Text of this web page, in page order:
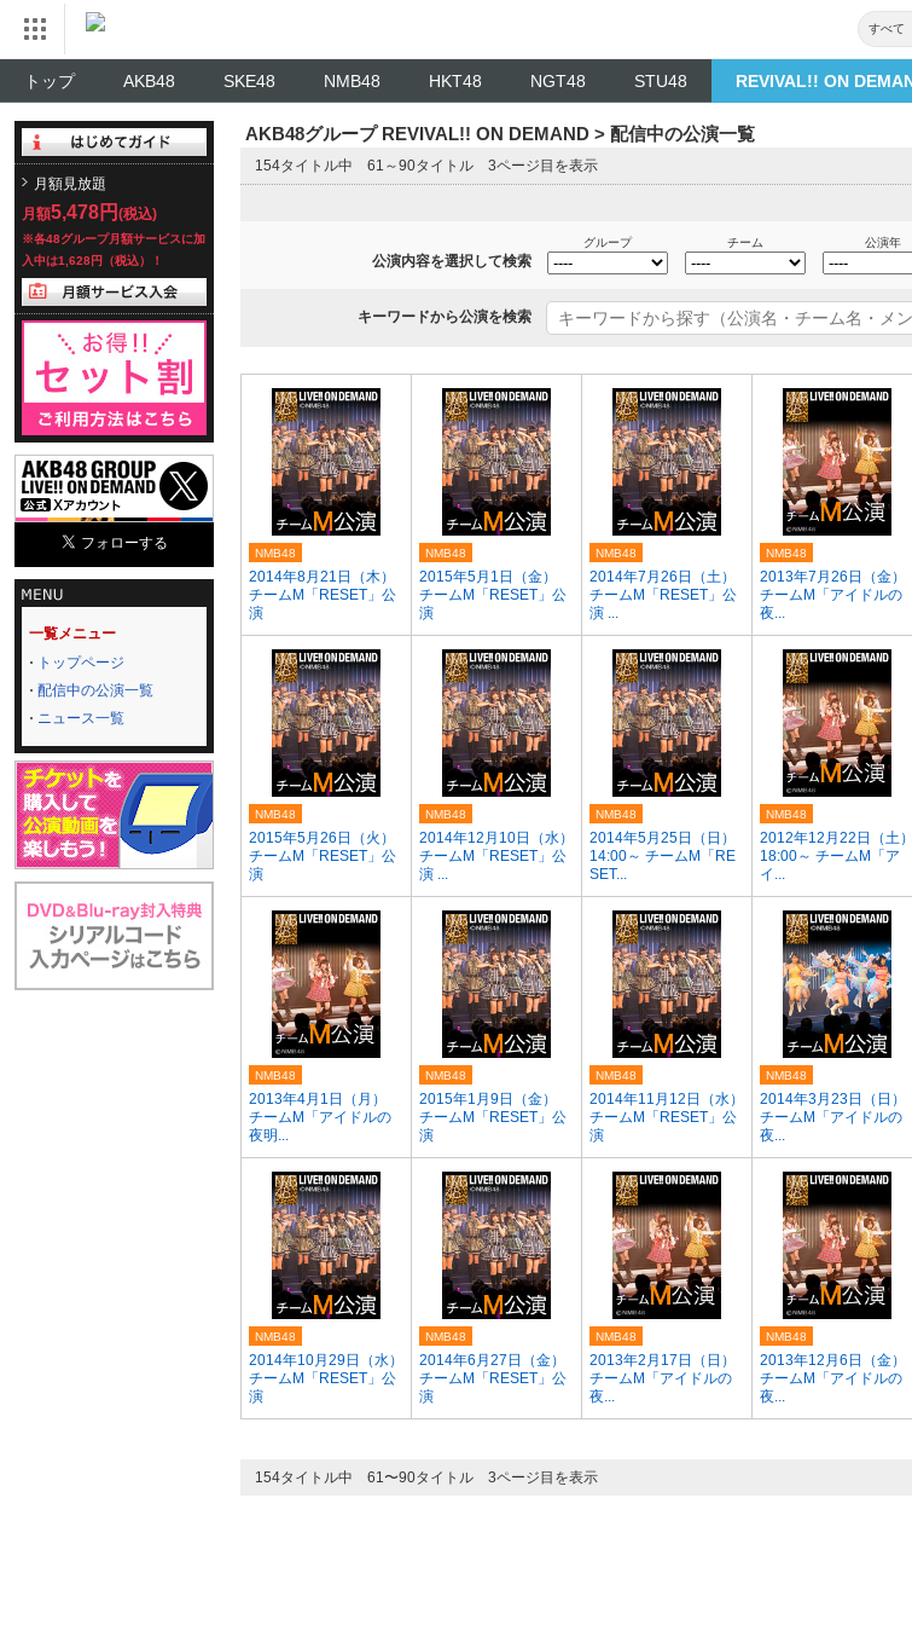
すべて
トップ AKB48 SKE48 NMB48 HKT48 NGT48 STU48 REVIVAL!! ON
月額見放題
月額5,478円 (税込)
※各48グループ月額サービスに加
入中は1,628円（税込）！
一覧メニュー
トップページ
配信中の公演一覧
ニュース一覧
AKB48グループ REVIVAL!! ON DEMAND > 配信中の公演一覧
154タイトル中 61～90タイトル 3ページ目を表示
公演内容を選択して検索
グループ チーム 公演年
キーワードから公演を検索
2014年8月21日（木）
チームM「RESET」公
演
NMB48
2015年5月1日（金）
チームM「RESET」公
演
NMB48
2014年7月26日（土）
チームM「RESET」公
演 ...
NMB48
2013年7月26日（金）
チームM「アイドルの
夜...
NMB48
2015年5月26日（火）
チームM「RESET」公
演
NMB48
2014年12月10日（水）
チームM「RESET」公
演 ...
NMB48
2014年5月25日（日）
14:00～ チームM「RE
SET...
NMB48
2012年12月22日（土）
18:00～ チームM「ア
イ...
NMB48
2013年4月1日（月）
チームM「アイドルの
夜明...
NMB48
2015年1月9日（金）
チームM「RESET」公
演
NMB48
2014年11月12日（水）
チームM「RESET」公
演
NMB48
2014年3月23日（日）
チームM「アイドルの
夜...
NMB48
2014年10月29日（水）
チームM「RESET」公
演
NMB48
2014年6月27日（金）
チームM「RESET」公
演
NMB48
2013年2月17日（日）
チームM「アイドルの
夜...
NMB48
2013年12月6日（金）
チームM「アイドルの
夜...
NMB48
154タイトル中 61〜90タイトル 3ページ目を表示